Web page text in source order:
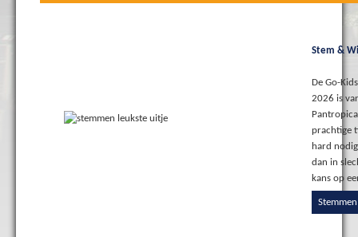
Stem &
De Go-
2026 is
Pantropica
prachtige
hard
dan in
kans op
Stemmen